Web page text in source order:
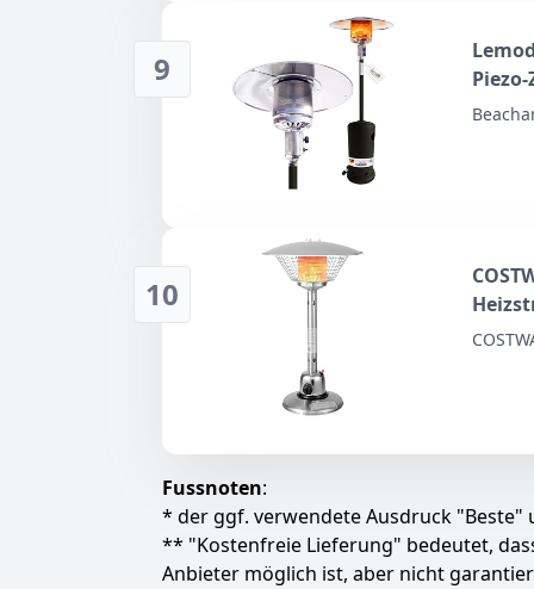
9
10
Fussnoten:
* der ggf. verwendete Ausdruck "Beste"
** "Kostenfreie Lieferung" bedeutet,
Anbieter möglich ist, aber nicht